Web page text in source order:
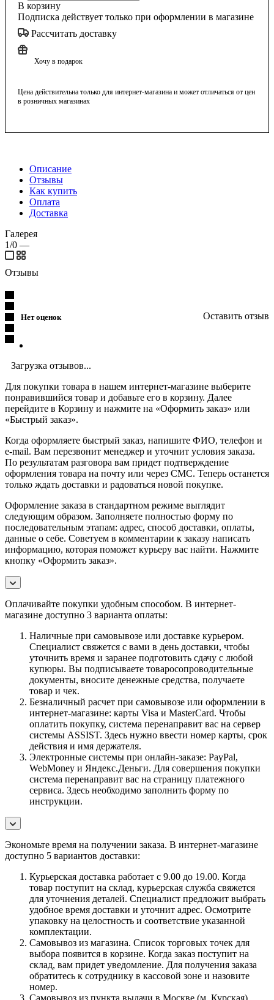
В корзину
Подписка действует только при оформлении в магазине
Рассчитать доставку
Хочу в подарок
Цена действительна только для интернет-магазина и может отличаться от цен
в розничных магазинах
Описание
Отзывы
Как купить
Оплата
Доставка
Галерея
1/0 —
Отзывы
Нет оценок Оставить отзыв
Загрузка отзывов...
Для покупки товара в нашем интернет-магазине выберите
понравившийся товар и добавьте его в корзину. Далее
перейдите в Корзину и нажмите на «Оформить заказ» или
«Быстрый заказ».
Когда оформляете быстрый заказ, напишите ФИО, телефон и
e-mail. Вам перезвонит менеджер и уточнит условия заказа.
По результатам разговора вам придет подтверждение
оформления товара на почту или через СМС. Теперь останется
только ждать доставки и радоваться новой покупке.
Оформление заказа в стандартном режиме выглядит
следующим образом. Заполняете полностью форму по
последовательным этапам: адрес, способ доставки, оплаты,
данные о себе. Советуем в комментарии к заказу написать
информацию, которая поможет курьеру вас найти. Нажмите
кнопку «Оформить заказ».
Оплачивайте покупки удобным способом. В интернет-
магазине доступно 3 варианта оплаты:
Наличные при самовывозе или доставке курьером.
Специалист свяжется с вами в день доставки, чтобы
уточнить время и заранее подготовить сдачу с любой
купюры. Вы подписываете товаросопроводительные
документы, вносите денежные средства, получаете
товар и чек.
Безналичный расчет при самовывозе или оформлении в
интернет-магазине: карты Visa и MasterCard. Чтобы
оплатить покупку, система перенаправит вас на сервер
системы ASSIST. Здесь нужно ввести номер карты, срок
действия и имя держателя.
Электронные системы при онлайн-заказе: PayPal,
WebMoney и Яндекс.Деньги. Для совершения покупки
система перенаправит вас на страницу платежного
сервиса. Здесь необходимо заполнить форму по
инструкции.
Экономьте время на получении заказа. В интернет-магазине
доступно 5 вариантов доставки:
Курьерская доставка работает с 9.00 до 19.00. Когда
товар поступит на склад, курьерская служба свяжется
для уточнения деталей. Специалист предложит выбрать
удобное время доставки и уточнит адрес. Осмотрите
упаковку на целостность и соответствие указанной
комплектации.
Самовывоз из магазина. Список торговых точек для
выбора появится в корзине. Когда заказ поступит на
склад, вам придет уведомление. Для получения заказа
обратитесь к сотруднику в кассовой зоне и назовите
номер.